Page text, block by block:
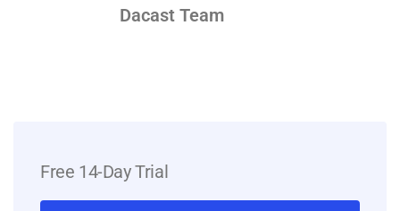
Dacast Team
Free 14-Day Trial